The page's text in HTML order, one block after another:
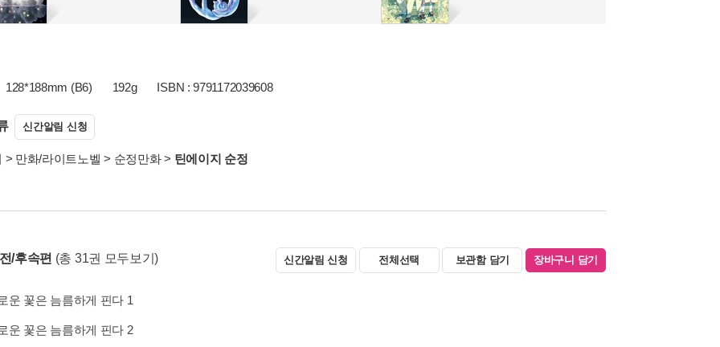
128*188mm (B6) 192g ISBN : 9791172039608
신간알림 신청
> 만화/라이트노벨 > 순정만화> 틴에이지 순정
/후속편 (총 31권 모두보기) 신간알림 신청 전체선택 보관함 담기 장바구니 담기
운 꽃은 늠름하게 핀다 1
운 꽃은 늠름하게 핀다 2